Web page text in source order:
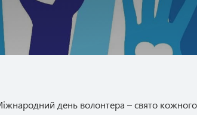
день волонтера – свято